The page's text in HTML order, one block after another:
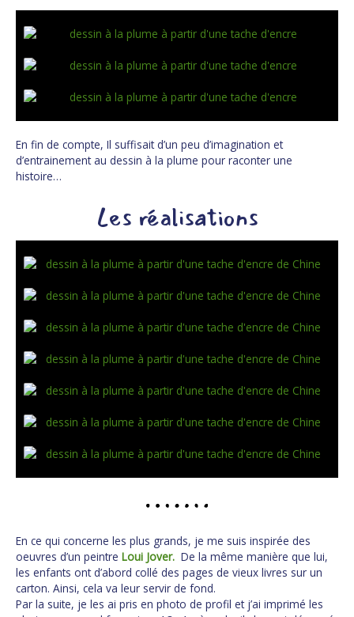
En fin de compte, Il suffisait d’un peu d’imagination et
d’entrainement au dessin à la plume pour raconter une
histoire…
Les réalisations
En ce qui concerne les plus grands, je me suis inspirée des
oeuvres d’un peintre Loui Jover. De la même manière que lui,
les enfants ont d’abord collé des pages de vieux livres sur un
carton. Ainsi, cela va leur servir de fond.
Par la suite, je les ai pris en photo de profil et j’ai imprimé les